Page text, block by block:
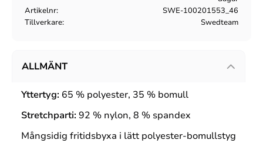
Artikelnr
SWE-100201553_46
Tillverkare
Swedteam
ALLMÄNT
Yttertyg: 65 % polyester, 35 % bomull
Stretchparti: 92 % nylon, 8 % spandex
Mångsidig fritidsbyxa i lätt polyester-bomullstyg